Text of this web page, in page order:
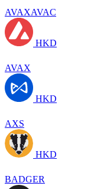
AVAXAVAC
HKD
AVAX
HKD
AXS
HKD
BADGER